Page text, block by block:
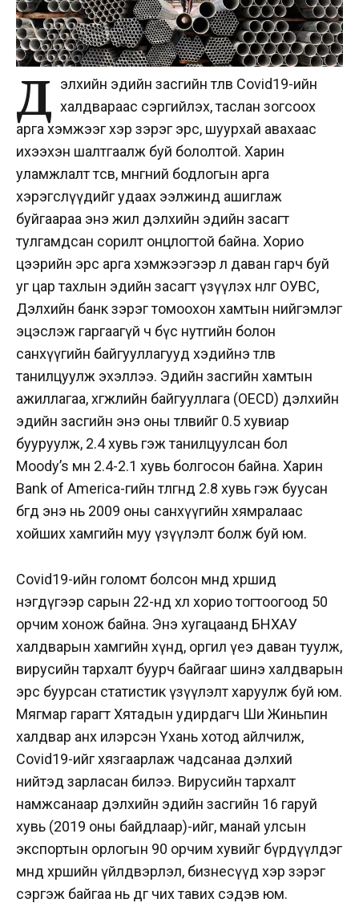
Д элхийн эдийн засгийн төлөв Covid19-ийн
халдвараас сэргийлэх, таслан зогсоох
арга хэмжээг хэр зэрэг эрс, шуурхай авахаас
ихээхэн шалтгаалж буй бололтой. Харин
уламжлалт төсөв, мөнгөний бодлогын арга
хэрэгслүүдийг удаах ээлжинд ашиглаж
буйгаараа энэ жил дэлхийн эдийн засагт
тулгамдсан сорилт онцлогтой байна. Хорио
цээрийн эрс арга хэмжээгээр л даван гарч буй
уг цар тахлын эдийн засагт үзүүлэх нөлөөг ОУВС,
Дэлхийн банк зэрэг томоохон хамтын нийгэмлэг
эцэслэж гаргаагүй ч бүс нутгийн болон
санхүүгийн байгууллагууд хэдийнэ төлвөө
танилцуулж эхэллээ. Эдийн засгийн хамтын
ажиллагаа, хөгжлийн байгууллага (OECD) дэлхийн
эдийн засгийн энэ оны төлвийг 0.5 хувиар
бууруулж, 2.4 хувь гэж танилцуулсан бол
Moody’s мөн 2.4-2.1 хувь болгосон байна. Харин
Bank of America-гийн төлгөнд 2.8 хувь гэж буусан
бөгөөд энэ нь 2009 оны санхүүгийн хямралаас
хойших хамгийн муу үзүүлэлт болж буй юм.
Covid19-ийн голомт болсон өмнөд хөршид
нэгдүгээр сарын 22-нд хөл хорио тогтоогоод 50
орчим хонож байна. Энэ хугацаанд БНХАУ
халдварын хамгийн хүнд, оргил үеэ даван туулж,
вирусийн тархалт буурч байгааг шинэ халдварын
эрс буурсан статистик үзүүлэлт харуулж буй юм.
Мягмар гарагт Хятадын удирдагч Ши Жиньпин
халдвар анх илэрсэн Үхань хотод айлчилж,
Covid19-ийг хязгаарлаж чадсанаа дэлхий
нийтэд зарласан билээ. Вирусийн тархалт
намжсанаар дэлхийн эдийн засгийн 16 гаруй
хувь (2019 оны байдлаар)-ийг, манай улсын
экспортын орлогын 90 орчим хувийг бүрдүүлдэг
өмнөд хөршийн үйлдвэрлэл, бизнесүүд хэр зэрэг
сэргэж байгаа нь өдгөө чих тавих сэдэв юм.